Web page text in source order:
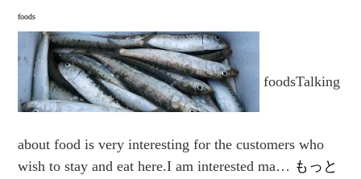
foods
foodsTalking
about food is very interesting for the customers who
wish to stay and eat here.I am interested ma… もっと